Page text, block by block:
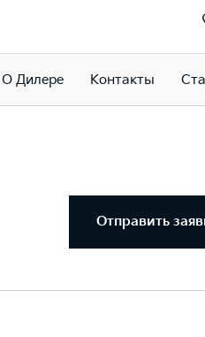
О Дилере Контакты
Отправить